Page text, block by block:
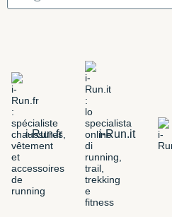
i-Run.fr i-Run.it